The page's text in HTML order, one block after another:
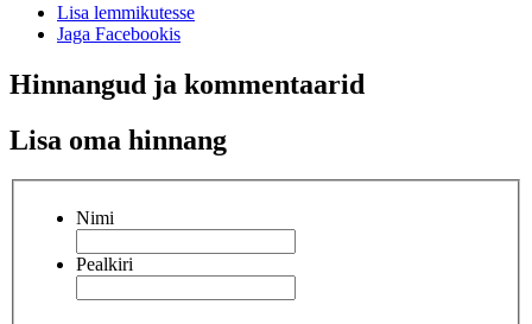
Lisa lemmikutesse
Jaga Facebookis
Hinnangud ja kommentaarid
Lisa oma hinnang
Nimi
Pealkiri